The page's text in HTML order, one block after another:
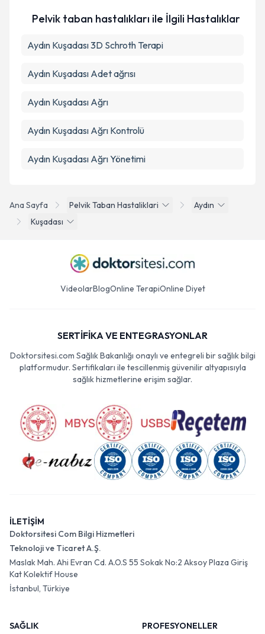
Ana Sayfa Pelvik Taban Hastaliklari
Aydın
Kuşadası
Pelvik taban hastalıkları ile İlgili Hastalıklar
Aydın Kuşadası 3D Schroth Terapi
Aydın Kuşadası Adet ağrısı
Aydın Kuşadası Ağrı
Aydın Kuşadası Ağrı Kontrolü
Aydın Kuşadası Ağrı Yönetimi
VideolarBlogOnline TerapiOnline Diyet
SERTİFİKA VE ENTEGRASYONLAR
Doktorsitesi.com Sağlık Bakanlığı onaylı ve entegreli bir sağlık bilgi
platformudur. Sertifikaları ile tescillenmiş güvenilir altyapısıyla
sağlık hizmetlerine erişim sağlar.
İLETİŞİM
Doktorsitesi Com Bilgi Hizmetleri
Teknoloji ve Ticaret A.Ş.
Maslak Mah. Ahi Evran Cd. A.O.S 55 Sokak No:2 Aksoy Plaza Giriş
Kat Kolektif House
İstanbul, Türkiye
SAĞLIK
PROFESYONELLER